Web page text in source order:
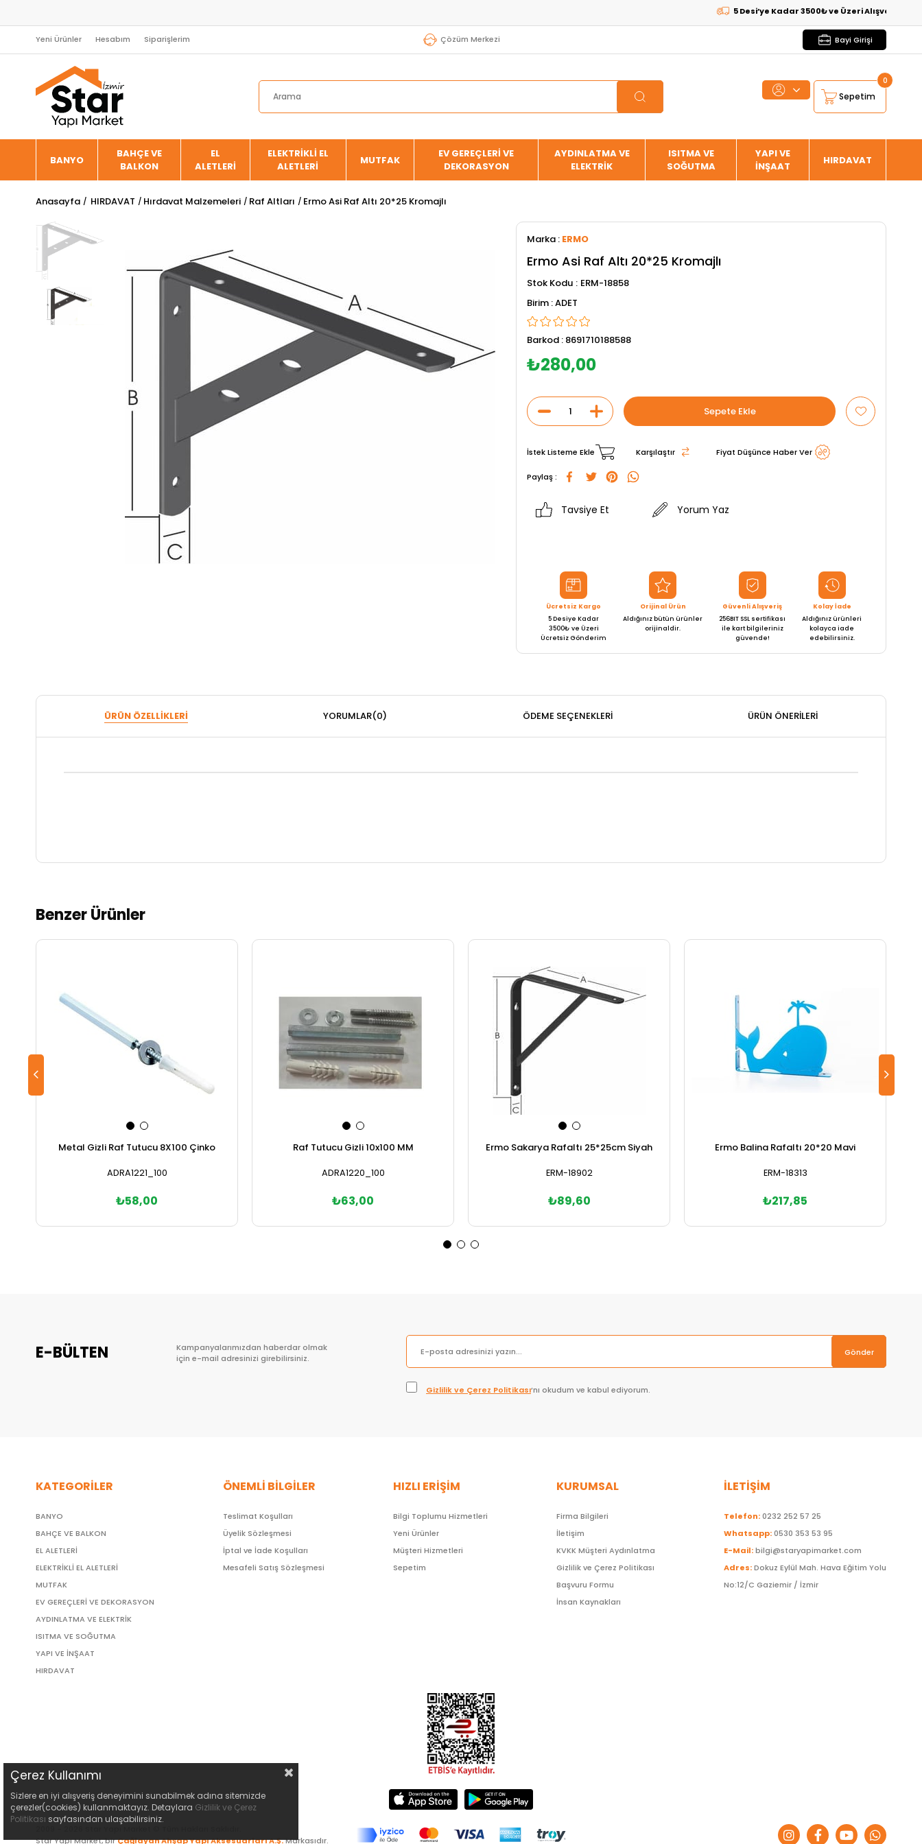
5 Desi’ye Kadar 3500₺ ve Üzeri Alışverişlerde
Yeni Ürünler Hesabım Siparişlerim Çözüm Merkezi Bayi Girişi
Sepetim
0
BANYO
BAHÇE VE
BALKON
EL
ALETLERİ
ELEKTRİKLİ EL
ALETLERİ
MUTFAK
EV GEREÇLERİ VE
DEKORASYON
AYDINLATMA VE
ELEKTRİK
ISITMA VE
SOĞUTMA
YAPI VE
İNŞAAT
HIRDAVAT
Anasayfa HIRDAVAT Hırdavat Malzemeleri Raf Altları Ermo Asi Raf Altı 20*25 Kromajlı
Marka : ERMO
Ermo Asi Raf Altı 20*25 Kromajlı
Stok Kodu
ERM-18858
ADET
Barkod : 8691710188588
₺280,00
İstek Listeme Ekle Karşılaştır Fiyat Düşünce Haber Ver
Paylaş :
Tavsiye Et Yorum Yaz
Ücretsiz Kargo
5 Desiye Kadar
3500₺ ve Üzeri
Ücretsiz Gönderim
Orijinal Ürün
Aldığınız bütün ürünler
orijinaldir.
Güvenli Alışveriş
256BIT SSL sertifikası
ile kart bilgileriniz
güvende!
Kolay İade
Aldığınız ürünleri
kolayca iade
edebilirsiniz.
ÜRÜN ÖZELLIKLERI YORUMLAR(0) ÖDEME SEÇENEKLERI ÜRÜN ÖNERILERI
Benzer Ürünler
Metal Gizli Raf Tutucu 8X100 Çinko
ADRA1221_100
₺58,00
Raf Tutucu Gizli 10x100 MM
ADRA1220_100
₺63,00
Ermo Sakarya Rafaltı 25*25cm Siyah
ERM-18902
₺89,60
Ermo Balina Rafaltı 20*20 Mavi
ERM-18313
₺217,85
E-BÜLTEN
Kampanyalarımızdan haberdar olmak
için e-mail adresinizi girebilirsiniz.
Gönder
Gizlilik ve Çerez Politikası’nı okudum ve kabul ediyorum.
KATEGORİLER
BANYO
BAHÇE VE BALKON
EL ALETLERİ
ELEKTRİKLİ EL ALETLERİ
MUTFAK
EV GEREÇLERİ VE DEKORASYON
AYDINLATMA VE ELEKTRİK
ISITMA VE SOĞUTMA
YAPI VE İNŞAAT
HIRDAVAT
ÖNEMLİ BİLGİLER
Teslimat Koşulları
Üyelik Sözleşmesi
İptal ve İade Koşulları
Mesafeli Satış Sözleşmesi
HIZLI ERİŞİM
Bilgi Toplumu Hizmetleri
Yeni Ürünler
Müşteri Hizmetleri
Sepetim
KURUMSAL
Firma Bilgileri
İletişim
KVKK Müşteri Aydınlatma
Gizlilik ve Çerez Politikası
Başvuru Formu
İnsan Kaynakları
İLETİŞİM
Telefon:0232 252 57 25
Whatsapp:0530 353 53 95
E-Mail:bilgi@staryapimarket.com
Adres:Dokuz Eylül Mah. Hava Eğitim Yolu
No:12/C Gaziemir / İzmir
Star Yapı Market, birÇağlayan Ahşap Yapı Aksesuarları A.Ş.Markasıdır.
Çerez Kullanımı
Sizlere en iyi alışveriş deneyimini sunabilmek adına sitemizde
çerezler(cookies) kullanmaktayız. Detaylara Gizlilik ve Çerez
Politikası sayfasından ulaşabilirsiniz.